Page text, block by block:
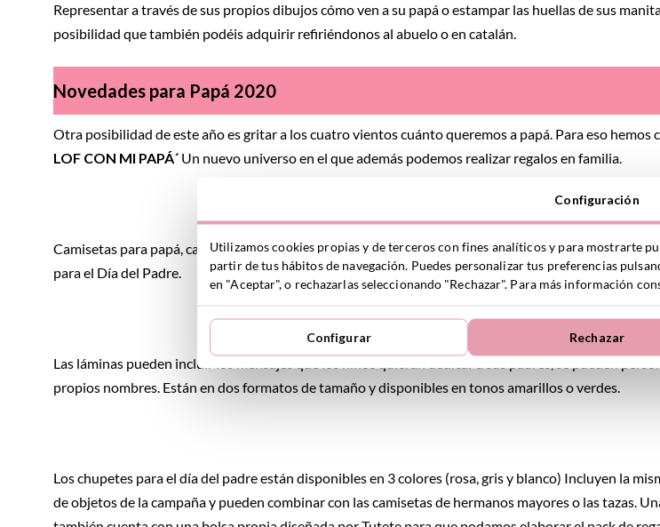
Representar a través de sus propios dibujos cómo ven a su papá o estampar las huellas de sus
posibilidad que también podéis adquirir refiriéndonos al abuelo o en catalán.
Novedades para Papá 2020
Otra posibilidad de este año es gritar a los cuatro vientos cuánto queremos a papá. Para eso hemos
LOF CON MI PAPÁ´ Un nuevo universo en el que además podemos realizar regalos en familia.
Camisetas para papá, camisetas para niños o hermanos, tazas para papá, láminas personalizadas o
para el Día del Padre.
Las láminas pueden incluir los mensajes que los niños quieran dedicar a sus padres, se pueden
propios nombres. Están en dos formatos de tamaño y disponibles en tonos amarillos o verdes.
Los chupetes para el día del padre están disponibles en 3 colores (rosa, gris y blanco) Incluyen la
de objetos de la campaña y pueden combinar con las camisetas de hermanos mayores o las tazas.
Configuración
Utilizamos cookies propias y de terceros con fines analíticos y para mostrarte
partir de tus hábitos de navegación. Puedes personalizar tus preferencias
en "Aceptar", o rechazarlas seleccionando "Rechazar". Para más información
Configurar Rechazar